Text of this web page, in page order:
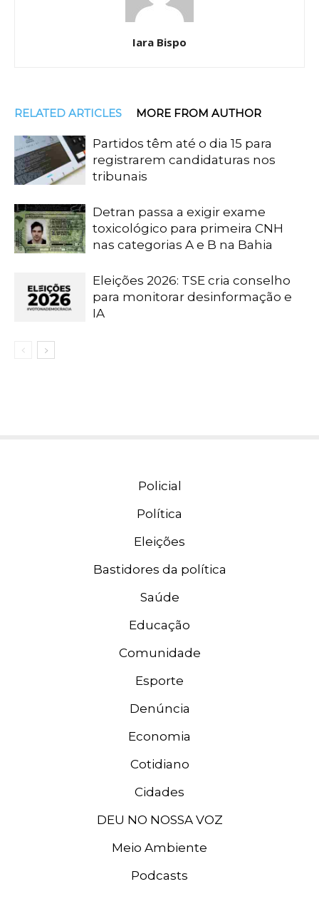
Iara Bispo
RELATED ARTICLES MORE FROM AUTHOR
Partidos têm até o dia 15 para
registrarem candidaturas nos
tribunais
Detran passa a exigir exame
toxicológico para primeira CNH
nas categorias A e B na Bahia
Eleições 2026: TSE cria conselho
para monitorar desinformação e
IA
Policial
Política
Eleições
Bastidores da política
Saúde
Educação
Comunidade
Esporte
Denúncia
Economia
Cotidiano
Cidades
DEU NO NOSSA VOZ
Meio Ambiente
Podcasts